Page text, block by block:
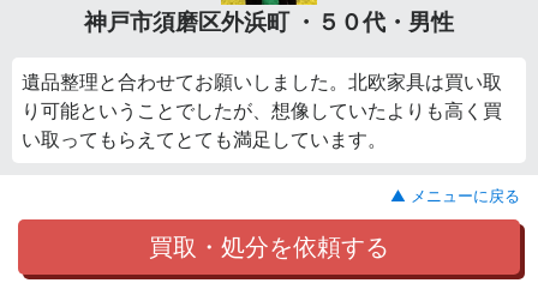
神戸市須磨区外浜町 ・５０代・男性
遺品整理と合わせてお願いしました。北欧家具は買い取
り可能ということでしたが、想像していたよりも高く買
い取ってもらえてとても満足しています。
▲ メニューに戻る
買取・処分を依頼する